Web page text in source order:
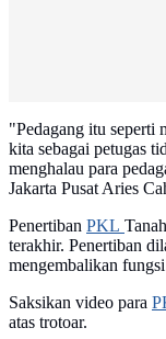
"Pedagang itu seperti
kita sebagai petugas
menghalau para
Jakarta Pusat Aries
Penertiban PKL
terakhir. Penertiban
mengembalikan
Saksikan video para
atas trotoar.